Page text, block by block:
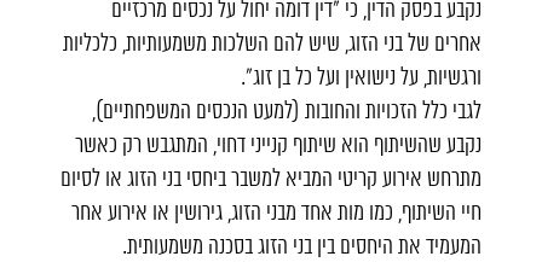
נקבע בפסק הדין, כי "דין דומה יחול על נכסים מרכזיים
אחרים של בני הזוג, שיש להם השלכות משמעותיות, כלכליות
ורגשיות, על נישואין ועל כל בן זוג".
לגבי כלל הזכויות והחובות (למעט הנכסים המשפחתיים),
נקבע שהשיתוף הוא שיתוף קנייני דחוי, המתגבש רק כאשר
מתרחש אירוע קריטי המביא למשבר ביחסי בני הזוג או לסיום
חיי השיתוף, כמו מות אחד מבני הזוג, גירושין או אירוע אחר
המעמיד את היחסים בין בני הזוג בסכנה משמעותית.